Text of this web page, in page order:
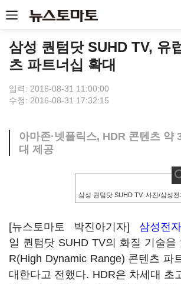
삼성 퀀텀닷 SUHD TV, 유
츠 파트너십 확대
입력: 2016-08-31 11:00:00
수정: 2016-08-31 17:32:15
아마존·넷플릭스, HDR 콘텐츠 약
대 제공
삼성 퀀텀닷 SUHD TV. 사진/삼성전
[뉴스토마토 박진아기자] 삼성전
일 퀀텀닷 SUHD TV의 화질 기술을
R(High Dynamic Range) 콘텐츠 파
대한다고 전했다. HDR은 차세대 초